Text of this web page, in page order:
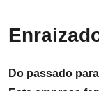
Do passado